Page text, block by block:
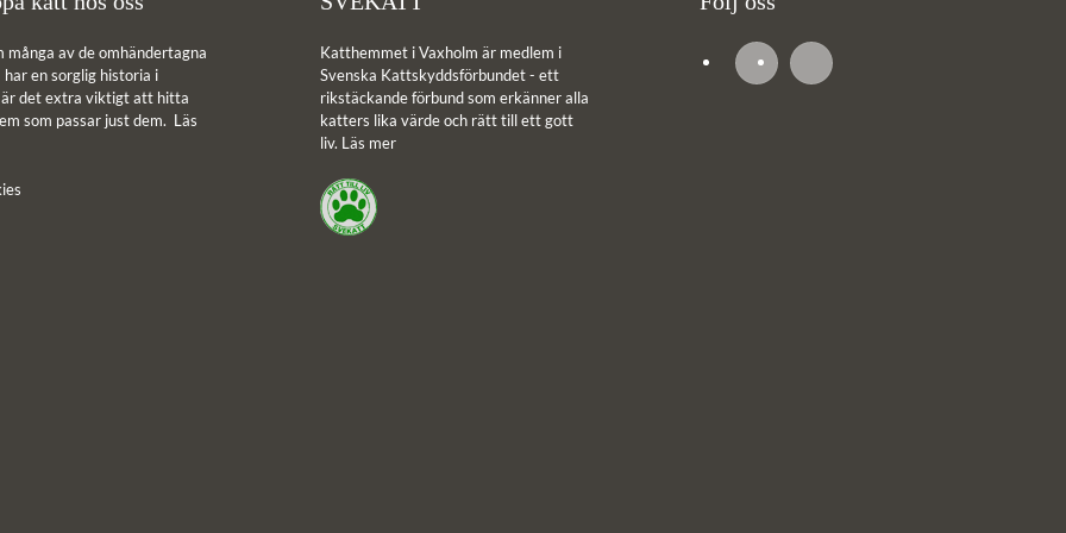
många av de omhändertagna
en sorglig historia i
det extra viktigt att hitta
som passar just dem. Läs
Katthemmet i Vaxholm är medlem i
Svenska Kattskyddsförbundet - ett
rikstäckande förbund som erkänner alla
katters lika värde och rätt till ett gott
liv. Läs mer